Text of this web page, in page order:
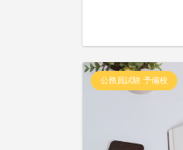
公務員試験 予備校